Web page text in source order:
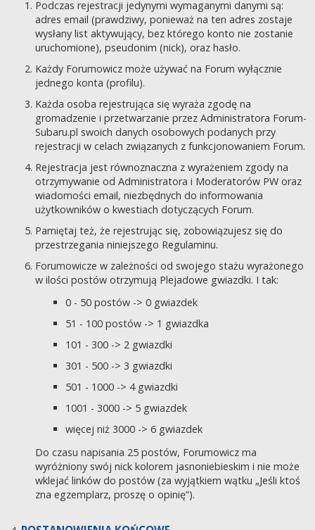
Podczas rejestracji jedynymi wymaganymi danymi są:
adres email (prawdziwy, ponieważ na ten adres zostaje
wysłany list aktywujący, bez którego konto nie zostanie
uruchomione), pseudonim (nick), oraz hasło.
Każdy Forumowicz może używać na Forum wyłącznie
jednego konta (profilu).
Każda osoba rejestrująca się wyraża zgodę na
gromadzenie i przetwarzanie przez Administratora Forum-
Subaru.pl swoich danych osobowych podanych przy
rejestracji w celach związanych z funkcjonowaniem Forum.
Rejestracja jest równoznaczna z wyrażeniem zgody na
otrzymywanie od Administratora i Moderatorów PW oraz
wiadomości email, niezbędnych do informowania
użytkowników o kwestiach dotyczących Forum.
Pamiętaj też, że rejestrując się, zobowiązujesz się do
przestrzegania niniejszego Regulaminu.
Forumowicze w zależności od swojego stażu wyrażonego
w ilości postów otrzymują Plejadowe gwiazdki. I tak:
0 - 50 postów -> 0 gwiazdek
51 - 100 postów -> 1 gwiazdka
101 - 300 -> 2 gwiazdki
301 - 500 -> 3 gwiazdki
501 - 1000 -> 4 gwiazdki
1001 - 3000 -> 5 gwiazdek
więcej niż 3000 -> 6 gwiazdek
Do czasu napisania 25 postów, Forumowicz ma
wyróżniony swój nick kolorem jasnoniebieskim i nie może
wklejać linków do postów (za wyjątkiem wątku „Jeśli ktoś
zna egzemplarz, proszę o opinię”).